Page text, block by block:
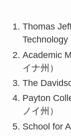
Thomas
Technology
Academic
イナ州）
The
Payton
ノイ州）
School for